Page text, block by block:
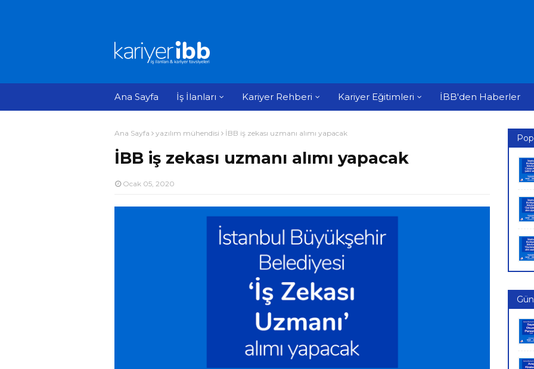
Ana Sayfa İş İlanları Kariyer Rehberi Kariyer Eğitimleri İBB'den Haberler
Ana Sayfa yazılım mühendisi İBB iş zekası uzmanı alımı yapacak
İBB iş zekası uzmanı alımı yapacak
Ocak 05, 2020